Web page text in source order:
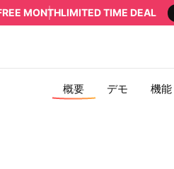
MONTHLIMITED TIME DEAL
概要 デモ 機能